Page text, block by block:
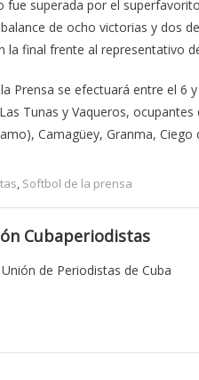
fue superada por el
de ocho victorias y dos
la final frente al representativo
Prensa se efectuará entre el 6
Tunas y Vaqueros,
Camagüey, Granma, Ciego
, Softbol de la prensa
Cubaperiodistas
de Periodistas de Cuba